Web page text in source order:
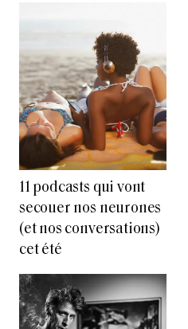
11 podcasts qui vont
secouer nos neurones
(et nos conversations)
cet été